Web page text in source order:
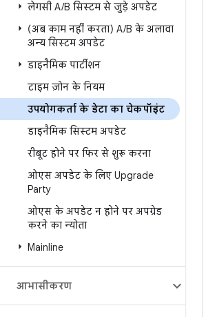
लेगसी A/B सिस्टम से जुड़े अपडेट
(अब काम नहीं करता) A/B के अलावा
अन्य सिस्टम अपडेट
डाइनैमिक पार्टीशन
टाइम ज़ोन के नियम
उपयोगकर्ता के डेटा का चेकपॉइंट
डाइनैमिक सिस्टम अपडेट
रीबूट होने पर फिर से शुरू करना
ओएस अपडेट के लिए Upgrade
Party
ओएस के अपडेट न होने पर अपग्रेड
करने का न्योता
Mainline
आभासीकरण